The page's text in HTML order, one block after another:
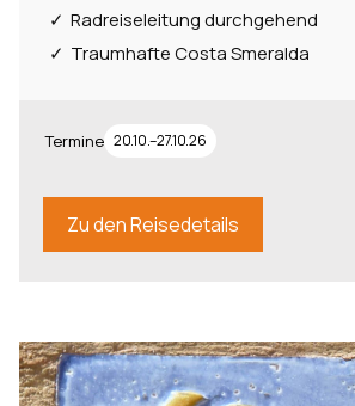
Radreiseleitung durchgehend
Traumhafte Costa Smeralda
Termine 20.10.–27.10.26
Zu den Reisedetails